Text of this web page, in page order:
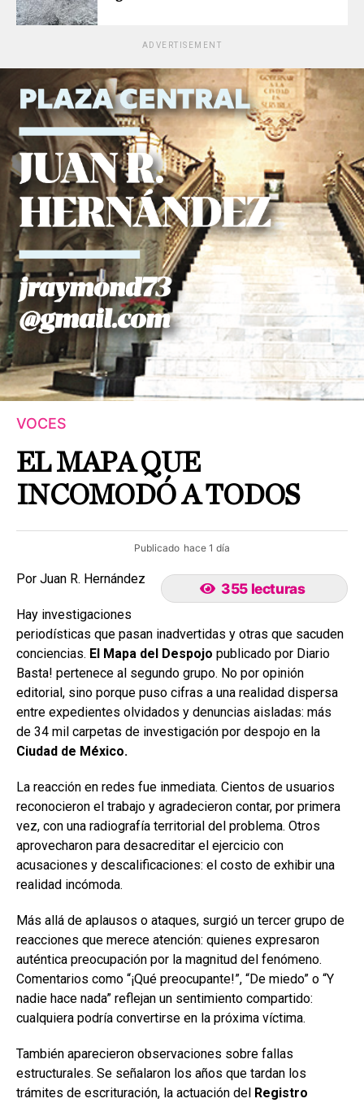
ADVERTISEMENT
VOCES
EL MAPA QUE
INCOMODÓ A TODOS
Publicado hace 1 día
355 lecturas
Por Juan R. Hernández
Hay investigaciones
periodísticas que pasan inadvertidas y otras que sacuden
conciencias. El Mapa del Despojo publicado por Diario
Basta! pertenece al segundo grupo. No por opinión
editorial, sino porque puso cifras a una realidad dispersa
entre expedientes olvidados y denuncias aisladas: más
de 34 mil carpetas de investigación por despojo en la
Ciudad de México.
La reacción en redes fue inmediata. Cientos de usuarios
reconocieron el trabajo y agradecieron contar, por primera
vez, con una radiografía territorial del problema. Otros
aprovecharon para desacreditar el ejercicio con
acusaciones y descalificaciones: el costo de exhibir una
realidad incómoda.
Más allá de aplausos o ataques, surgió un tercer grupo de
reacciones que merece atención: quienes expresaron
auténtica preocupación por la magnitud del fenómeno.
Comentarios como “¡Qué preocupante!”, “De miedo” o “Y
nadie hace nada” reflejan un sentimiento compartido:
cualquiera podría convertirse en la próxima víctima.
También aparecieron observaciones sobre fallas
estructurales. Se señalaron los años que tardan los
trámites de escrituración, la actuación del Registro